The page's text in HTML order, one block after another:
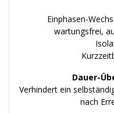
Einphasen-
wartungsfrei,
Dauer-
Verhindert ein
nach